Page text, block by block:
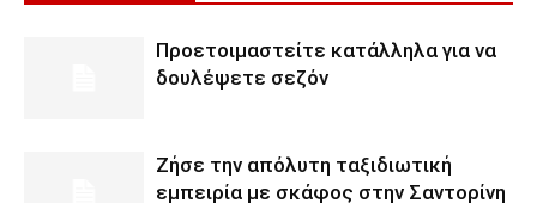
Προετοιμαστείτε κατάλληλα για να
δουλέψετε σεζόν
Ζήσε την απόλυτη ταξιδιωτική
εμπειρία με σκάφος στην Σαντορίνη